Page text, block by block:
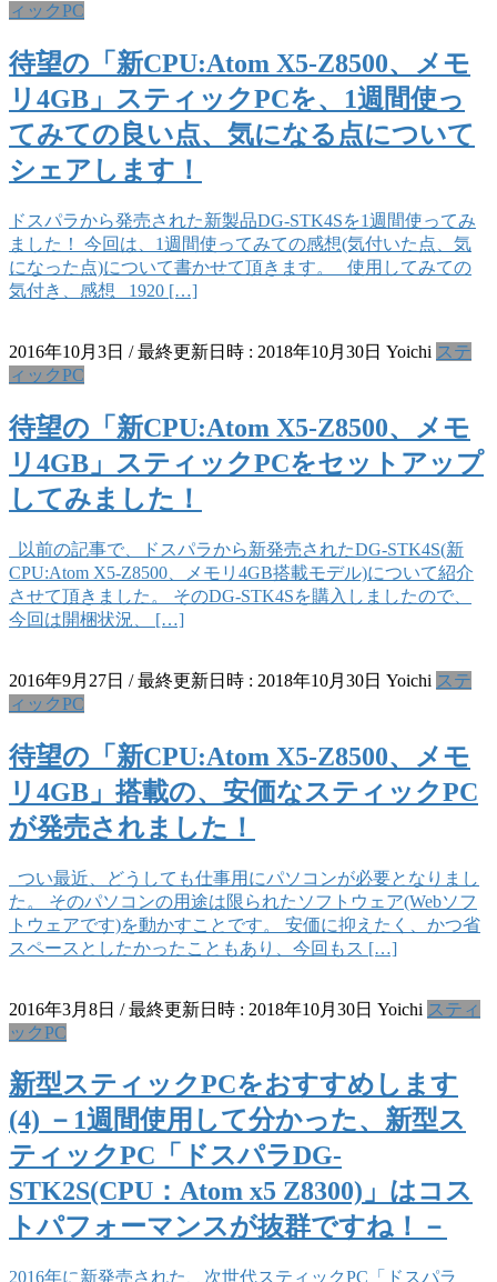
ィックPC
待望の「新CPU:Atom X5-Z8500、メモ
リ4GB」スティックPCを、1週間使っ
てみての良い点、気になる点について
シェアします！
ドスパラから発売された新製品DG-STK4Sを1週間使ってみ
ました！ 今回は、1週間使ってみての感想(気付いた点、気
になった点)について書かせて頂きます。 使用してみての
気付き、感想 1920 […]
2016年10月3日 / 最終更新日時 : 2018年10月30日 Yoichi ステ
ィックPC
待望の「新CPU:Atom X5-Z8500、メモ
リ4GB」スティックPCをセットアップ
してみました！
以前の記事で、ドスパラから新発売されたDG-STK4S(新
CPU:Atom X5-Z8500、メモリ4GB搭載モデル)について紹介
させて頂きました。 そのDG-STK4Sを購入しましたので、
今回は開梱状況、 […]
2016年9月27日 / 最終更新日時 : 2018年10月30日 Yoichi ステ
ィックPC
待望の「新CPU:Atom X5-Z8500、メモ
リ4GB」搭載の、安価なスティックPC
が発売されました！
つい最近、どうしても仕事用にパソコンが必要となりまし
た。 そのパソコンの用途は限られたソフトウェア(Webソフ
トウェアです)を動かすことです。 安価に抑えたく、かつ省
スペースとしたかったこともあり、今回もス […]
2016年3月8日 / 最終更新日時 : 2018年10月30日 Yoichi スティ
ックPC
新型スティックPCをおすすめします
(4) －1週間使用して分かった、新型ス
ティックPC「ドスパラDG-
STK2S(CPU：Atom x5 Z8300)」はコス
トパフォーマンスが抜群ですね！－
2016年に新発売された、次世代スティックPC「ドスパラ